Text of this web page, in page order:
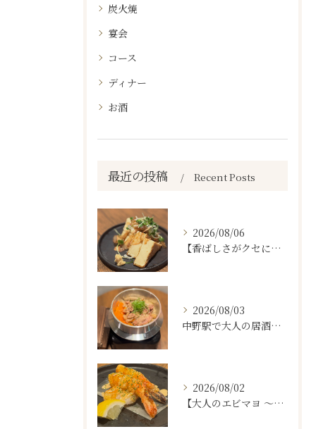
炭火焼
宴会
コース
ディナー
お酒
最近の投稿 Recent Posts
2026/08/06
【香ばしさがクセになる。
2026/08/03
中野駅で大人の居酒屋をお探しならぜひワラテルへ！
2026/08/02
【大人のエビマヨ ～燻製ハバネロマヨ～🦐🔥】